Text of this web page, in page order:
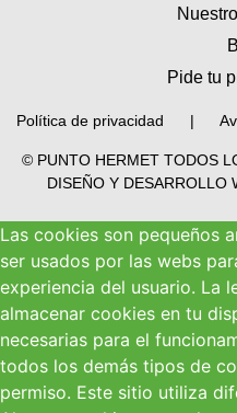
Pide tu
Política de privacidad |
© PUNTO HERMET TODOS
DISEÑO Y DESARROLLO
Las cookies son pequeños
ser usados por las webs
experiencia del usuario. La
almacenar cookies en tu
necesarias para el
todos los demás tipos de
permiso. Este sitio utiliza